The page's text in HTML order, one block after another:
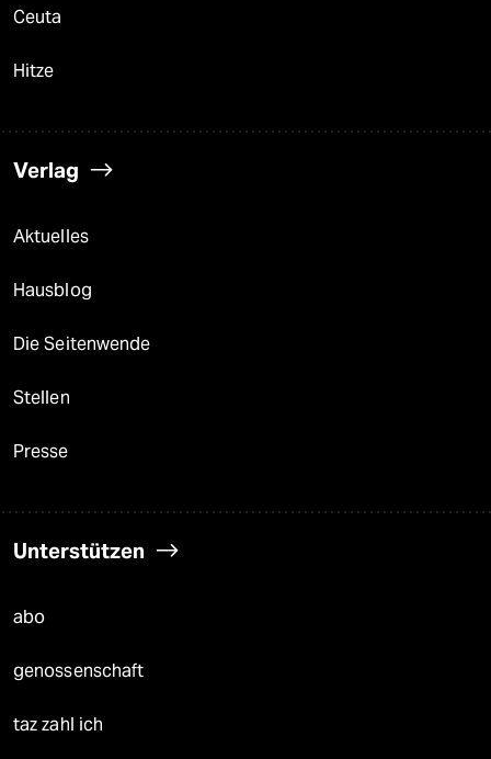
Ceuta
Hitze
Verlag
Aktuelles
Hausblog
Die Seitenwende
Stellen
Presse
Unterstützen
abo
genossenschaft
taz zahl ich